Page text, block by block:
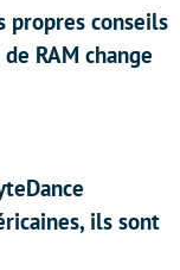
propres conseils
RAM change
ils sont